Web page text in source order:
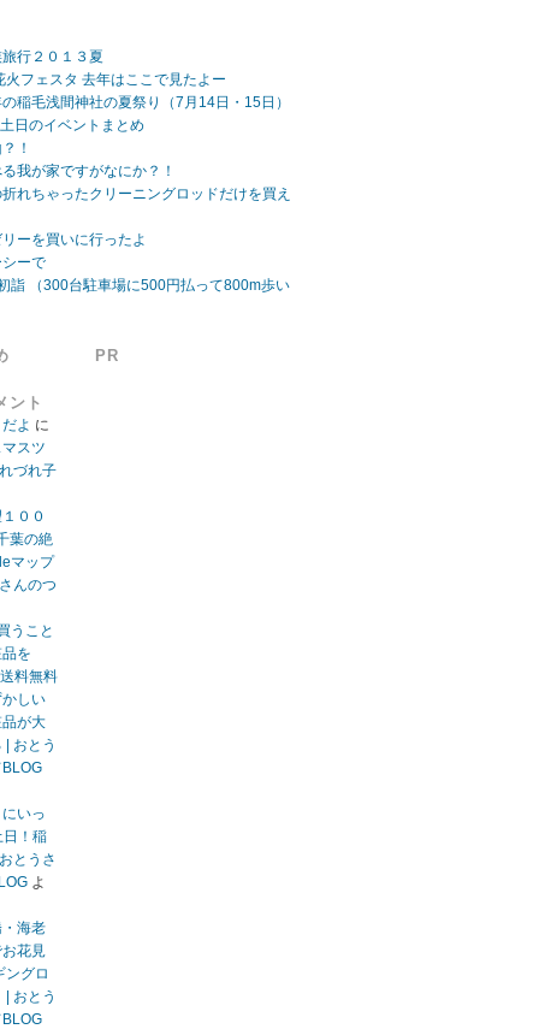
行２０１３夏
フェスタ 去年はここで見たよー
稲毛浅間神社の夏祭り（7月14日・15日）
日のイベントまとめ
！
我が家ですがなにか？！
れちゃったクリーニングロッドだけを買え
ーを買いに行ったよ
ーで
詣 （300台駐車場に500円払って800m歩い
ント
よ に
スツ
づれ子
００
葉の絶
マップ
んのつ
うこと
を
送料無料
しい
が大
おとう
いっ
日！稲
とうさ
よ
海老
花見
ングロ
おとう
PR